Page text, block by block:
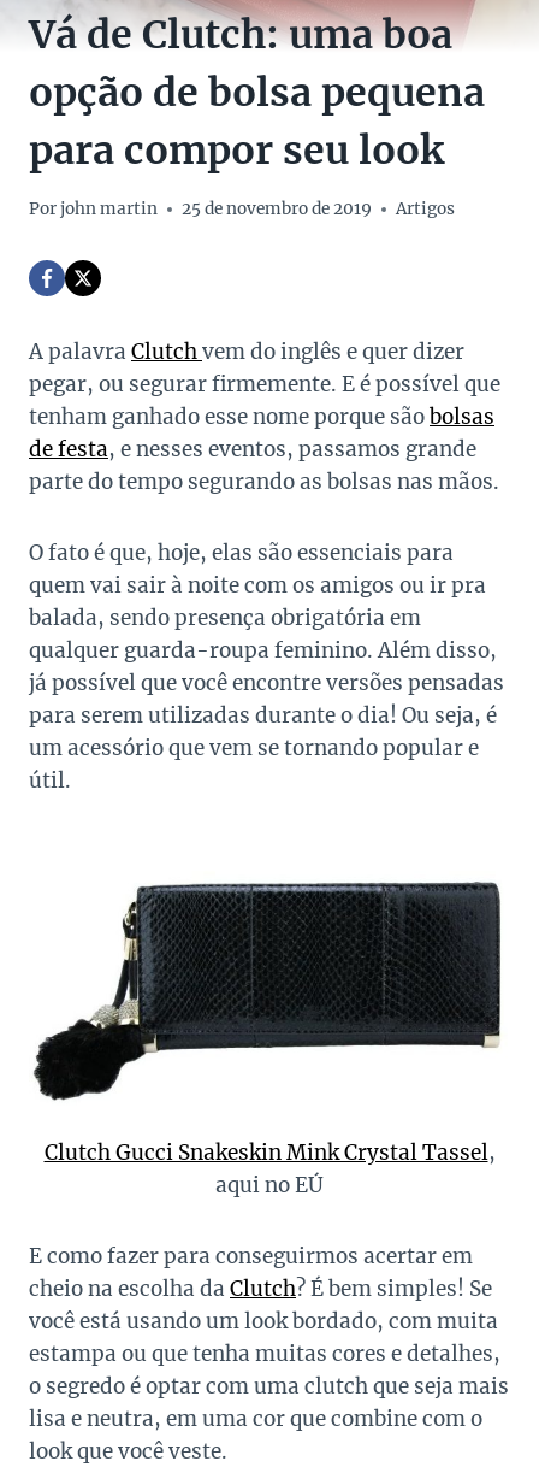
Vá de Clutch: uma boa
opção de bolsa pequena
para compor seu look
Porjohn martin 25 de novembro de 2019 Artigos
A palavra Clutchvem do inglês e quer dizer
pegar, ou segurar firmemente. E é possível que
tenham ganhado esse nome porque sãobolsas
de festa, e nesses eventos, passamos grande
parte do tempo segurando as bolsas nas mãos.
O fato é que, hoje, elas são essenciais para
quem vai sair à noite com os amigos ou ir pra
balada, sendo presença obrigatória em
qualquer guarda-roupa feminino. Além disso,
já possível que você encontre versões pensadas
para serem utilizadas durante o dia! Ou seja, é
um acessório que vem se tornando popular e
útil.
Clutch Gucci Snakeskin Mink Crystal Tassel,
aqui no EÚ
E como fazer para conseguirmos acertar em
cheio na escolha da Clutch? É bem simples! Se
você está usando um look bordado, com muita
estampa ou que tenha muitas cores e detalhes,
o segredo é optar com uma clutch que seja mais
lisa e neutra, em uma cor que combine com o
look que você veste.